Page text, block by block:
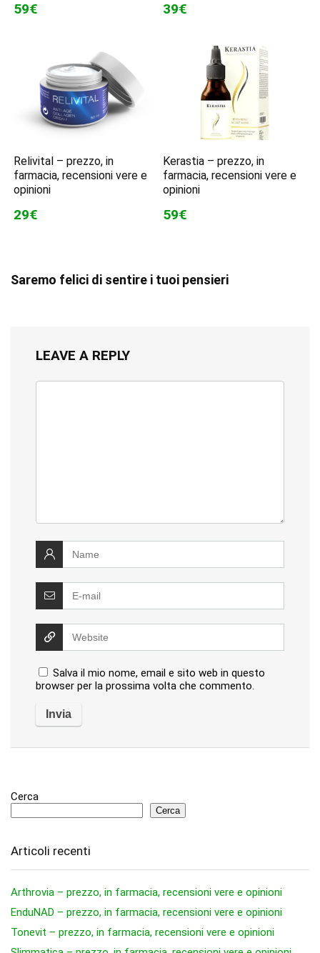
59€ 39€
Relivital – prezzo, in
farmacia, recensioni vere e
opinioni
29€
Kerastia – prezzo, in
farmacia, recensioni vere e
opinioni
59€
Saremo felici di sentire i tuoi pensieri
LEAVE A REPLY
Salva il mio nome, email e sito web in questo
browser per la prossima volta che commento.
Cerca
Cerca
Articoli recenti
Arthrovia – prezzo, in farmacia, recensioni vere e opinioni
EnduNAD – prezzo, in farmacia, recensioni vere e opinioni
Tonevit – prezzo, in farmacia, recensioni vere e opinioni